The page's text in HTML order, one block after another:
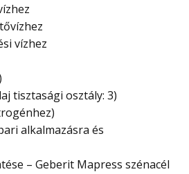
vízhez
tisztasági osztály: 3)
alkalmazásra és
– Geberit Mapress szénacél